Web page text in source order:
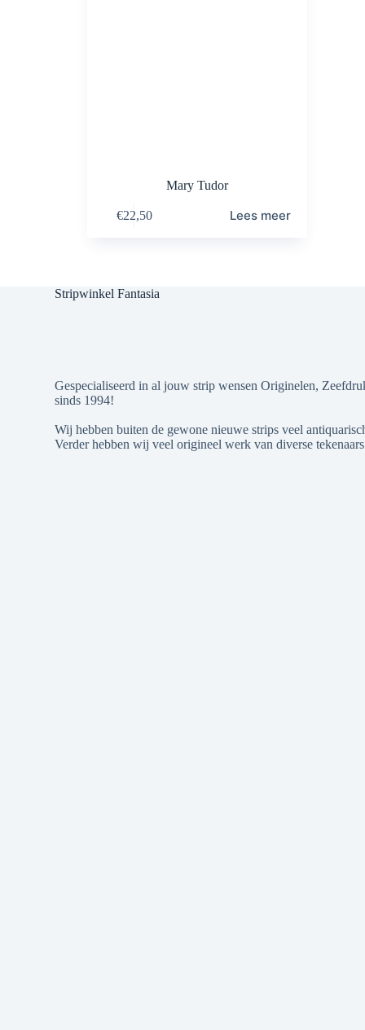
Mary Tudor
€22,50 Lees meer
Stripwinkel Fantasia
Gespecialiseerd in al jouw strip wensen Originelen,
sinds 1994!
Wij hebben buiten de gewone nieuwe strips veel
Verder hebben wij veel origineel werk van diverse